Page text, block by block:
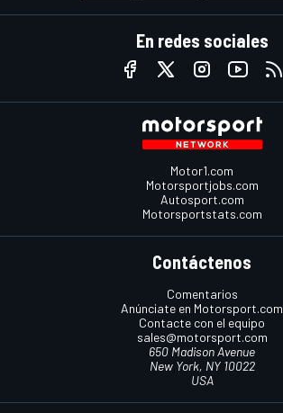
En redes sociales
Motor1.com
Motorsportjobs.com
Autosport.com
Motorsportstats.com
Contáctenos
Comentarios
Anúnciate en Motorsport.com
Contacte con el equipo
sales@motorsport.com
650 Madison Avenue
New York, NY 10022
USA